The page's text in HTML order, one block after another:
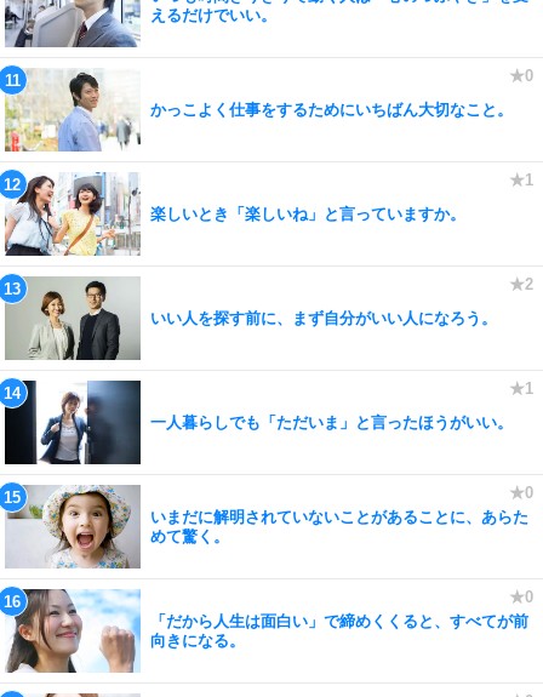
えるだけでいい。
かっこよく仕事をするためにいちばん大切なこと。
楽しいとき「楽しいね」と言っていますか。
いい人を探す前に、まず自分がいい人になろう。
一人暮らしでも「ただいま」と言ったほうがいい。
いまだに解明されていないことがあることに、あらた
めて驚く。
「だから人生は面白い」で締めくくると、すべてが前
向きになる。